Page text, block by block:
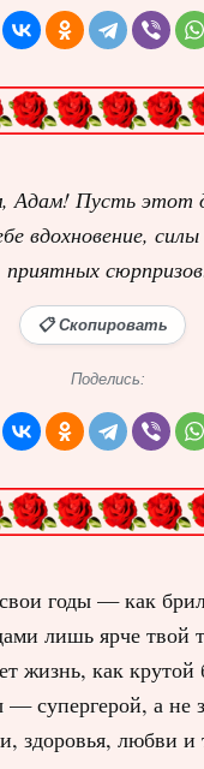
Адам! Пусть этот
вдохновение,
приятных
📋 Скопировать
Поделись:
годы — как
лишь ярче твой
жизнь, как крутой
— супергерой, а не
здоровья, любви и